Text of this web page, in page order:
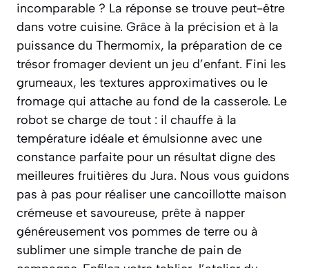
incomparable ? La réponse se trouve peut-être
dans votre cuisine. Grâce à la précision et à la
puissance du Thermomix, la préparation de ce
trésor fromager devient un jeu d’enfant. Fini les
grumeaux, les textures approximatives ou le
fromage qui attache au fond de la casserole. Le
robot se charge de tout : il chauffe à la
température idéale et émulsionne avec une
constance parfaite pour un résultat digne des
meilleures fruitières du Jura. Nous vous guidons
pas à pas pour réaliser une cancoillotte maison
crémeuse et savoureuse, prête à napper
généreusement vos pommes de terre ou à
sublimer une simple tranche de pain de